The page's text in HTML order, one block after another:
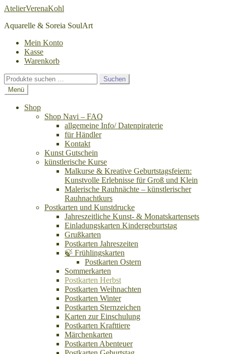
Zur
springen
Zum
springen
AtelierVerenaKohl
Aquarelle & Soreia SoulArt
Mein Konto
Kasse
Warenkorb
Suchen
nach:
Suchen
Menü
Shop
Shop Navi – FAQ
allgemeine Info/ Datenpiraterie
für Händler
Kontakt
Kunst Gutschein
künstlerische Kurse
Malkurse & Kreative Geburtstagsfeiern:
Kunstvolle Erlebnisse für Groß und Klein
Malerische Rauhnächte – künstlerischer
Rauhnachtkurs
Postkarten und Kunstdrucke
Jahreszeitliche Kunst- & Monatskartensets
Einladungskarten Kindergeburtstag
Grußkarten
Postkarten Jahreszeiten
🍃 Frühlingskarten
Postkarten Ostern
Sommerkarten
Postkarten Herbst
Postkarten Weihnachten
Postkarten Winter
Postkarten Sternzeichen
Karten zur Einschulung
Postkarten Krafttiere
Märchenkarten
Postkarten Abenteuer